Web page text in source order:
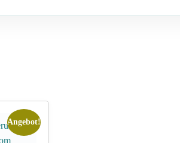
Angebot!